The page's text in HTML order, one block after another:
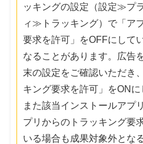
ッキングの設定（設定≫プ
ィ≫トラッキング）で「ア
要求を許可」をOFFにして
なることがあります。広告
末の設定をご確認いただき
キング要求を許可」をONに
また該当インストールアプ
プリからのトラッキング要
いる場合も成果対象外とな